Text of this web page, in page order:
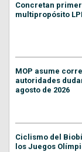
Concretan
multipropósito
MOP asume
autoridades
agosto de 2026
Ciclismo del
los Juegos